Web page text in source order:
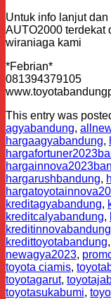
Untuk info lanjut
AUTO2000 terdekat
wiraniaga kami
*Febrian*
081394379105
This entry was
agyabandung,
hargaagyabandung,
hargarushbandung,
kreditagyabandung,
kreditcalyabandung,
kreditinnovabandung
kredittoyotabandung,
newagya2023,
toyota ciamis,
toyotagarut,
toyotasukabumi,